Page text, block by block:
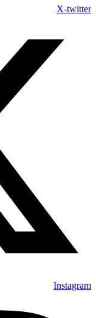
X-twitter
Instagram